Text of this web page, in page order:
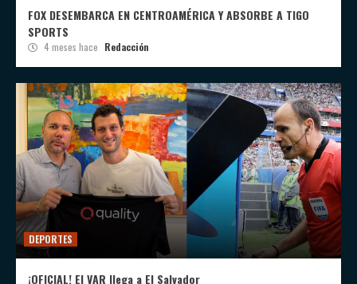
FOX DESEMBARCA EN CENTROAMÉRICA Y ABSORBE A TIGO
SPORTS
4 meses hace Redacción
DEPORTES
¡OFICIAL! El VAR llega a El Salvador